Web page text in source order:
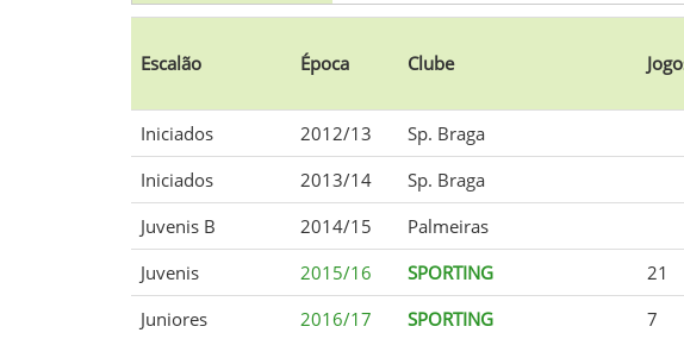
Escalão Época Clube
Iniciados 2012/13
Sp. Braga
Iniciados
2013/14
Sp. Braga
Juvenis B
2014/15
Palmeiras
Juvenis
2015/16 SPORTING 21
Juniores
2016/17 SPORTING 7